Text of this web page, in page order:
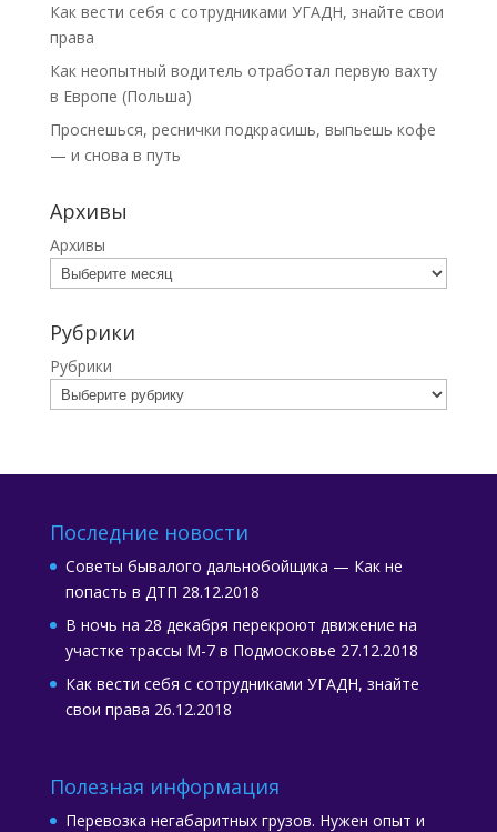
Как вести себя с сотрудниками УГАДН, знайте свои
права
Как неопытный водитель отработал первую вахту
в Европе (Польша)
Проснешься, реснички подкрасишь, выпьешь кофе
— и снова в путь
Архивы
Архивы
Рубрики
Рубрики
Последние новости
Советы бывалого дальнобойщика — Как не
попасть в ДТП 28.12.2018
В ночь на 28 декабря перекроют движение на
участке трассы М-7 в Подмосковье 27.12.2018
Как вести себя с сотрудниками УГАДН, знайте
свои права 26.12.2018
Полезная информация
Перевозка негабаритных грузов. Нужен опыт и